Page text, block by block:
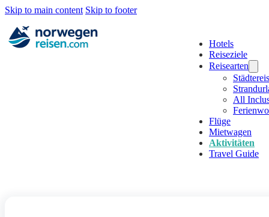
Skip to main content Skip to footer
Hotels
Reiseziele
Reisearten
All
Flüge
Mietwagen
Aktivitäten
Travel Guide